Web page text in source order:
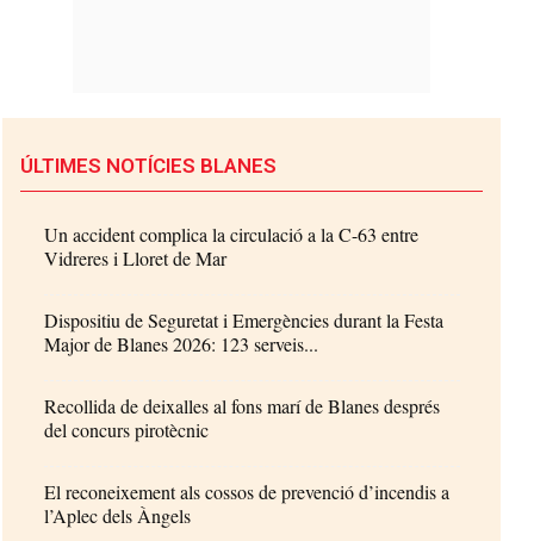
ÚLTIMES NOTÍCIES BLANES
Un accident complica la circulació a la C-63 entre
Vidreres i Lloret de Mar
Dispositiu de Seguretat i Emergències durant la Festa
Major de Blanes 2026: 123 serveis...
Recollida de deixalles al fons marí de Blanes després
del concurs pirotècnic
El reconeixement als cossos de prevenció d’incendis a
l’Aplec dels Àngels